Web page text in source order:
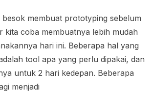
membuat prototyping sebelum
kita coba membuatnya lebih mudah
hari ini. Beberapa hal yang
tool apa yang perlu dipakai, dan
untuk 2 hari kedepan. Beberapa
menjadi